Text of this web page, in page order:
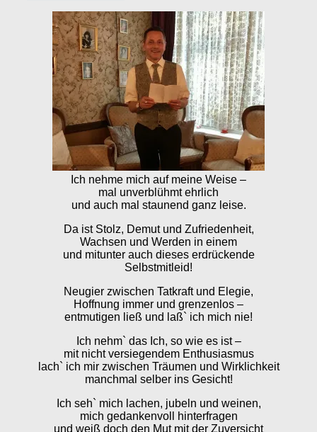
Ich nehme mich auf meine Weise –
mal unverblühmt ehrlich
und auch mal staunend ganz leise.
Da ist Stolz, Demut und Zufriedenheit,
Wachsen und Werden in einem
und mitunter auch dieses erdrückende
Selbstmitleid!
Neugier zwischen Tatkraft und Elegie,
Hoffnung immer und grenzenlos –
entmutigen ließ und laß` ich mich nie!
Ich nehm` das Ich, so wie es ist –
mit nicht versiegendem Enthusiasmus
lach` ich mir zwischen Träumen und Wirklichkeit
manchmal selber ins Gesicht!
Ich seh` mich lachen, jubeln und weinen,
mich gedankenvoll hinterfragen
und weiß doch den Mut mit der Zuversicht